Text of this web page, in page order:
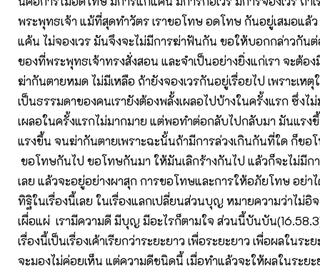
พระพุทธเจ้า แม้ที่สุดทำวัตร เราขอโทษ อดโทษ กันอยู่เสมอแล้
แค้น ไม่จองเวร มันจึงจะไม่มีการฆ่าฟันกัน ขอให้บอกกล่าวกัน
ของที่พระพุทธเจ้าทรงสั่งสอน และจำเป็นอย่างยิ่งแก่เรา จะต้องมี
ฆ่ากันตายหมด ไม่มีเหลือ ถ้ายังจองเวรกันอยู่เรื่อยไป เพราะเหตุ
เป็นธรรมดาของคนเรายังต้องพลั้งเผลอไปบ้างในครั้งแรก ซึ่งไ
เผลอในครั้งแรกไม่มากมาย แต่พอทำต่อกลับไปกลับมา มันแรง
แรงขึ้น จนฆ่ากันตายเพราะฉะนั้นถ้ามีการล่วงเกินกันที่ใด ก็ขอ
ขอโทษกันไป ขอโทษกันมา ให้มันเลิกร้างกันไป แล้วก็จะไม่มีก
เลย แล้วจะอยู่อย่างผาสุก การขอโทษและการให้อภัยโทษ อย่า
ทิฐิในเรื่องนี้เลย ในเรื่องแลกเปลี่ยนส่วนบุญ หมายความว่าไม่อิ
เผื่อแผ่ เรามีความดี มีบุญ มีอะไรก็ตามใจ ส่วนนี้บันบัน
เรื่องนี้เป็นเรื่องเค้าเรียกว่าระยะยาว เพื่อระยะยาว เพื่อผลในระ
จะมองไม่ค่อยเห็น แต่ความดีชนิดนี้ เมื่อทำแล้วจะให้ผลในระย